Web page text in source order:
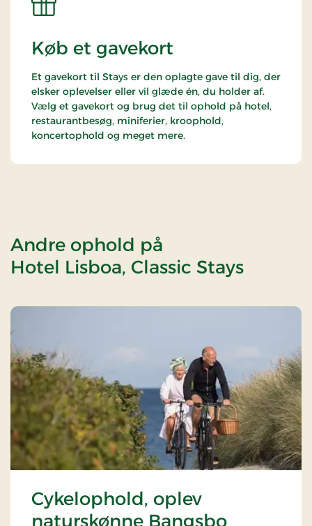
Køb et gavekort
Et gavekort til Stays er den oplagte gave til dig, der
elsker oplevelser eller vil glæde én, du holder af.
Vælg et gavekort og brug det til ophold på hotel,
restaurantbesøg, miniferier, kroophold,
koncertophold og meget mere.
Andre ophold på
Hotel Lisboa, Classic Stays
Cykelophold, oplev
naturskønne Bangsbo